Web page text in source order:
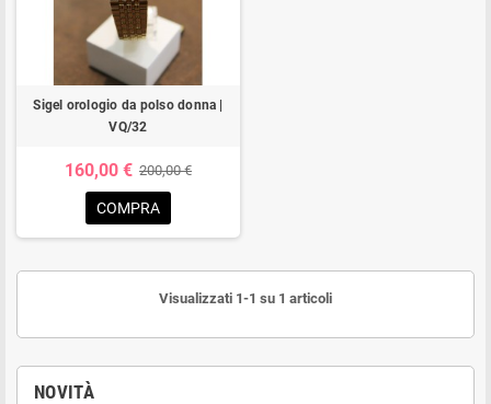
NOVITÀ
Sigel orologio da polso donna |
VQ/32
160,00 € 200,00 €
COMPRA
Visualizzati 1-1 su 1 articoli